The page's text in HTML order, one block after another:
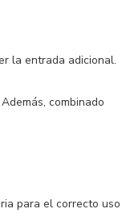
la entrada adicional.
combinado
para el correcto uso